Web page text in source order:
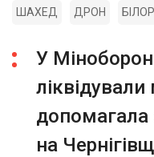
ШАХЕД ДРОН
У
допомагала
на